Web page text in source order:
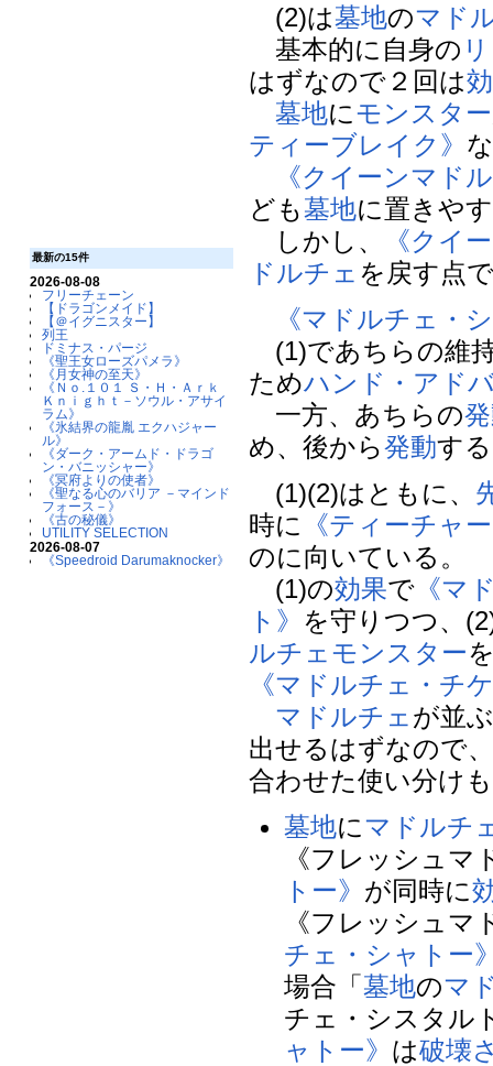
最新の15件
2026-08-08
フリーチェーン
【ドラゴンメイド】
【＠イグニスター】
列王
ドミナス・パージ
《聖王女ローズパメラ》
《月女神の至天》
《Ｎｏ.１０１ Ｓ・Ｈ・Ａｒｋ
Ｋｎｉｇｈｔ－ソウル・アサイ
ラム》
《氷結界の龍胤 エクハジャー
ル》
《ダーク・アームド・ドラゴ
ン・バニッシャー》
《冥府よりの使者》
《聖なる心のバリア －マインド
フォース－》
《古の秘儀》
UTILITY SELECTION
2026-08-07
《Speedroid Darumaknocker》
(2)は墓地のマド
基本的に自身の
はずなので２回は
墓地にモンスター
ティーブレイク》
《クイーンマド
ども墓地に置きや
しかし、
《クイ
ドルチェ を戻す点
《マドルチェ・
(1)であちらの維
ためハンド・アド
一方、あちらの
め、後から発動す
(1)(2)はともに、
時に
《ティーチャ
のに向いている。
(1)の効果で 《マ
ト》 を守りつつ、
ルチェモンスター
《マドルチェ・チ
マドルチェが並
出せるはずなので
合わせた使い分け
墓地にマドルチ
《フレッシュ
トー》 が同時に
《フレッシュ
チェ・シャトー
場合「墓地のマ
チェ・シスタル
ャトー》 は破壊